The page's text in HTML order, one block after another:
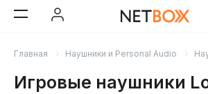
Главная Наушники и Personal Audio
Игровые наушники